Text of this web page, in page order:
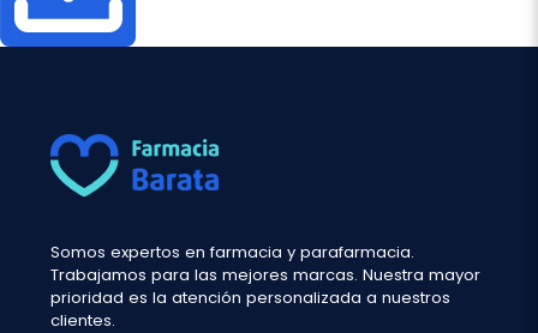
Somos expertos en farmacia y parafarmacia.
Trabajamos para las mejores marcas. Nuestra mayor
prioridad es la atención personalizada a nuestros
clientes.